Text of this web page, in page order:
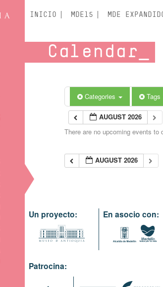
INICIO MDE15 MDE
Calendar
Categories Tags
AUGUST 2026
There are no upcoming events to
AUGUST 2026
Un proyecto: En asocio con:
Patrocina: